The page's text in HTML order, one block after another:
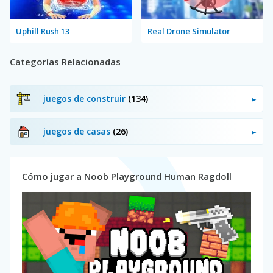
Uphill Rush 13 Real Drone Simulator
Categorías Relacionadas
juegos de construir (134)
juegos de casas (26)
Cómo jugar a Noob Playground Human Ragdoll